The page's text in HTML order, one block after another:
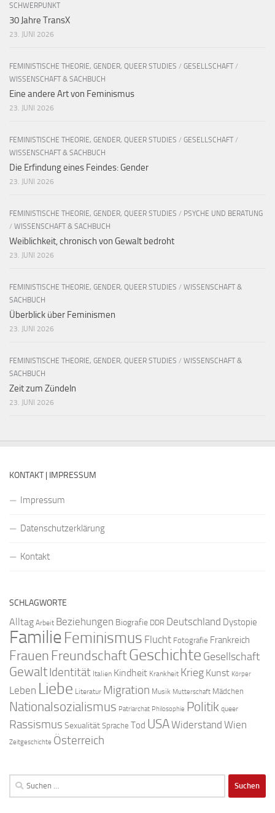
SCHWERPUNKT
30 Jahre TransX
23. JUNI 2026
FEMINISTISCHE THEORIE, GENDER, QUEER STUDIES / GESELLSCHAFT /
WISSENSCHAFT & SACHBUCH
Eine andere Art von Feminismus
23. JUNI 2026
FEMINISTISCHE THEORIE, GENDER, QUEER STUDIES / GESELLSCHAFT /
WISSENSCHAFT & SACHBUCH
Die Erfindung eines Feindes: Gender
23. JUNI 2026
FEMINISTISCHE THEORIE, GENDER, QUEER STUDIES / PSYCHE UND BERATUNG
/ WISSENSCHAFT & SACHBUCH
Weiblichkeit, chronisch von Gewalt bedroht
23. JUNI 2026
FEMINISTISCHE THEORIE, GENDER, QUEER STUDIES / WISSENSCHAFT &
SACHBUCH
Überblick über Feminismen
23. JUNI 2026
FEMINISTISCHE THEORIE, GENDER, QUEER STUDIES / WISSENSCHAFT &
SACHBUCH
Zeit zum Zündeln
23. JUNI 2026
KONTAKT | IMPRESSUM
Impressum
Datenschutzerklärung
Kontakt
SCHLAGWORTE
Alltag Arbeit Beziehungen Biografie DDR Deutschland Dystopie
FamilieFeminismus Flucht Fotografie Frankreich
Frauen FreundschaftGeschichte Gesellschaft
GewaltIdentität Italien Kindheit Krankheit Krieg Kunst Körper
Leben Liebe Literatur Migration Musik Mutterschaft Mädchen
Nationalsozialismus Patriarchat Philosophie Politik queer
Rassismus SexualitätSprache Tod USAWiderstand Wien
Zeitgeschichte Österreich
Suchen
nach: